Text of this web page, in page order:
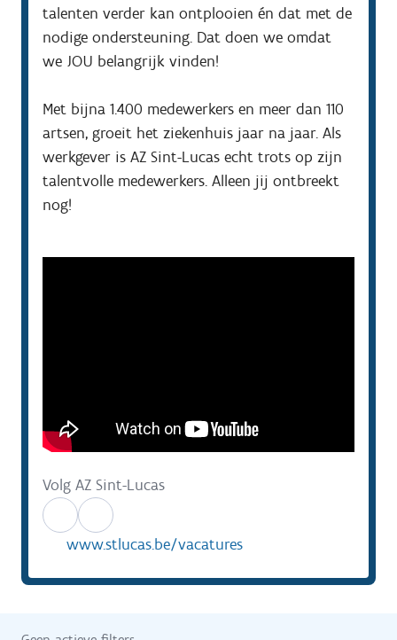
talenten verder kan ontplooien én dat met de
nodige ondersteuning. Dat doen we omdat
we JOU belangrijk vinden!
Met bijna 1.400 medewerkers en meer dan 110
artsen, groeit het ziekenhuis jaar na jaar. Als
werkgever is AZ Sint-Lucas echt trots op zijn
talentvolle medewerkers. Alleen jij ontbreekt
nog!
www.stlucas.be/vacatures
Volg AZ Sint-Lucas